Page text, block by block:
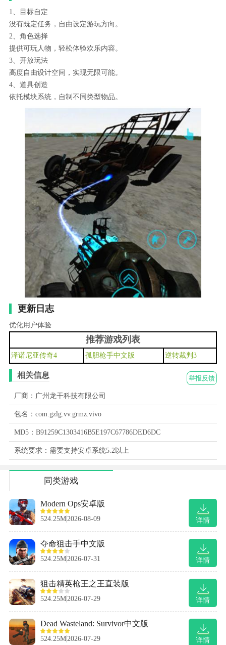
1、目标自定
没有既定任务，自由设定游玩方向。
2、角色选择
提供可玩人物，轻松体验欢乐内容。
3、开放玩法
高度自由设计空间，实现无限可能。
4、道具创造
依托模块系统，自制不同类型物品。
更新日志
优化用户体验
推荐游戏列表
泽诺尼亚传奇4 孤胆枪手中文版 逆转裁判3
举报反馈
相关信息
厂商：广州龙干科技有限公司
包名：com.gzlg.vv.grmz.vivo
MD5：B91259C1303416B5E197C67786DED6DC
系统要求：需要支持安卓系统5.2以上
同类游戏
详情
Modern Ops安卓版
524.25M2026-08-09
详情
夺命狙击手中文版
524.25M2026-07-31
详情
狙击精英枪王之王直装版
524.25M2026-07-29
详情
Dead Wasteland: Survivor中文版
524.25M2026-07-29